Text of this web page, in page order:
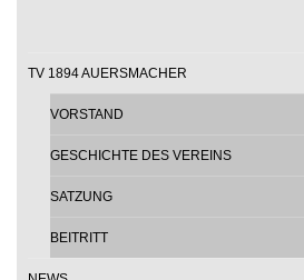
TV 1894 AUERSMACHER
VORSTAND
GESCHICHTE DES VEREINS
SATZUNG
BEITRITT